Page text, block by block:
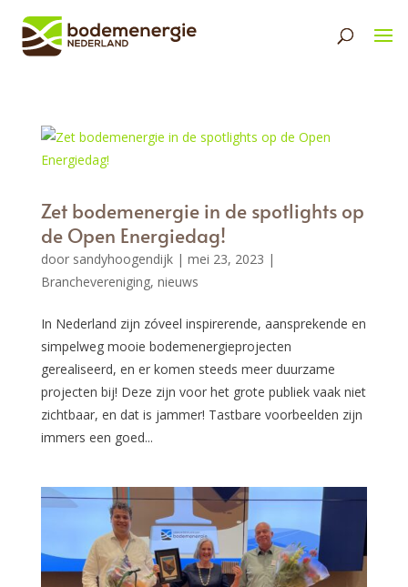
Zet bodemenergie in de spotlights op
de Open Energiedag!
door sandyhoogendijk| mei 23, 2023 |
Branchevereniging, nieuws
In Nederland zijn zóveel inspirerende, aansprekende en
simpelweg mooie bodemenergieprojecten
gerealiseerd, en er komen steeds meer duurzame
projecten bij! Deze zijn voor het grote publiek vaak niet
zichtbaar, en dat is jammer! Tastbare voorbeelden zijn
immers een goed...